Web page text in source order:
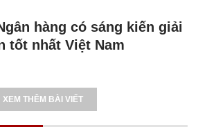
hàng có sáng kiến giải
tốt nhất Việt Nam
XEM THÊM BÀI VIẾT